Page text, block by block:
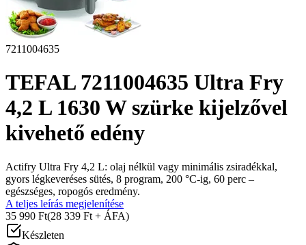
7211004635
TEFAL 7211004635 Ultra Fry
4,2 L 1630 W szürke kijelzővel
kivehető edény
Actifry Ultra Fry 4,2 L: olaj nélkül vagy minimális zsiradékkal,
gyors légkeveréses sütés, 8 program, 200 °C-ig, 60 perc –
egészséges, ropogós eredmény.
A teljes leírás megjelenítése
35 990 Ft(28 339 Ft + ÁFA)
Készleten